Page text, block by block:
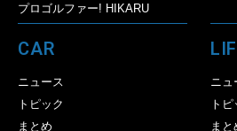
プロゴルファー! HIKARU
CAR
ニュース
トピック
まとめ
ニュ
トピ
まと